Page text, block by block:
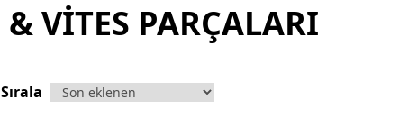
VİTES PARÇALARI
Sırala